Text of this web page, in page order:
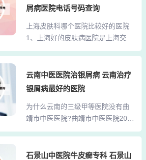
点建设的国家型三级甲等医院，长
过近半个世纪的发展，广州空军458
医院积累了一支高...
民医院的皮肤科，作为一家大型综
技术和设备支持。它能够处理从常
见到较为复杂的皮肤病。总结：杭
州市第三人民医院皮肤科的口碑因
示赞赏，但也有患者对其药物成分
和副作用表示质疑。因此，在选择
生建议和多方面评价，做出适合自
己的决策。杭州第三医院在当地...
屑病医院电话号码查询
上海皮肤科哪个医院比较好的医院
1、上海好的皮肤病医院是上海交通
大学医学院附属第九人民医院。以
与实力：上海第九人民医院是一所
以口腔、整复外科和骨科为特色的
强的综合实力。2、上海最好的皮肤
科医院是上海交通大学医学院附属
瑞金医院皮肤科。瑞金医院皮肤科
专科医院。其专业的医疗团队、先
云南中医医院治银屑病 云南治疗
银屑病最好的医院
为什么云南的三级甲等医院没有曲
靖市中医医院?曲靖市中医医院201
2年就通... 1、曲靖市中医医院是一
合性中医医院。2、曲靖三甲医院
石景山中医院牛皮癣专科 石景山